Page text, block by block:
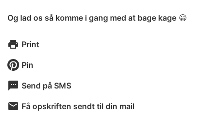
Og lad os så komme i gang med at bage kage 😀
Print
Pin
Send på SMS
Få opskriften sendt til din mail